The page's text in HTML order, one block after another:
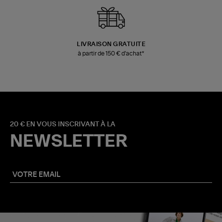
LIVRAISON GRATUITE
à partir de 150 € d'achat*
20 € EN VOUS INSCRIVANT À LA
NEWSLETTER